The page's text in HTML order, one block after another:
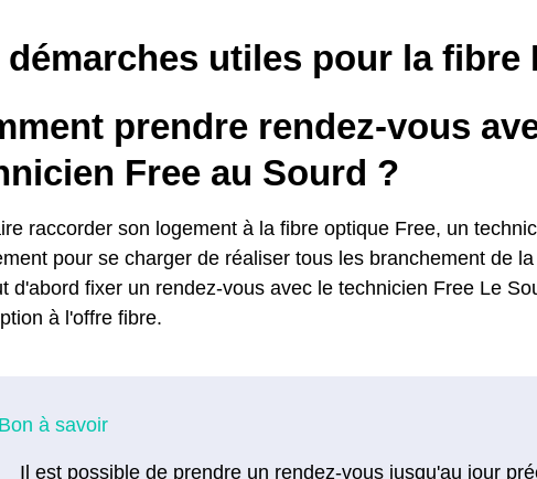
démarches utiles pour la fibre
prendre rendez-vous
Free au Sourd ?
raccorder son logement à la fibre optique Free, un
pour se charger de réaliser tous les branchement de
d'abord fixer un rendez-vous avec le technicien Free Le
à l'offre fibre.